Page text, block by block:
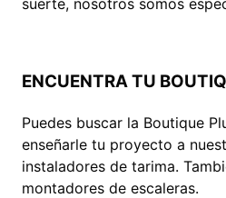
suerte, nosotros somos
ENCUENTRA TU
Puedes buscar la Boutique
enseñarle tu proyecto a
instaladores de tarima.
montadores de escaleras.